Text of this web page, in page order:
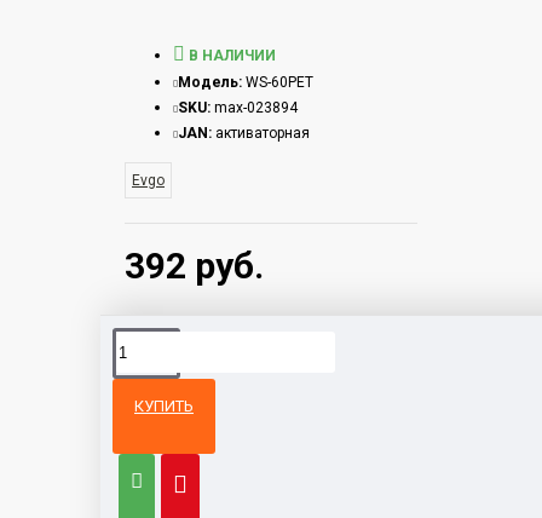
392 руб.
В НАЛИЧИИ
Модель: WS-60PET
SKU: max-023894
JAN: активаторная
Evgo
КУПИТЬ
категории